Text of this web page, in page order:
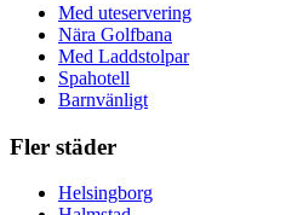
Med uteservering
Nära Golfbana
Med Laddstolpar
Spahotell
Barnvänligt
Fler städer
Helsingborg